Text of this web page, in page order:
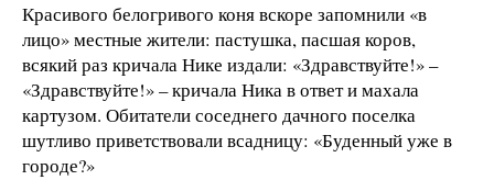
Красивого белогривого коня вскоре запомнили «в
лицо» местные жители: пастушка, пасшая коров,
всякий раз кричала Нике издали: «Здравствуйте!» –
«Здравствуйте!» – кричала Ника в ответ и махала
картузом. Обитатели соседнего дачного поселка
шутливо приветствовали всадницу: «Буденный уже в
городе?»